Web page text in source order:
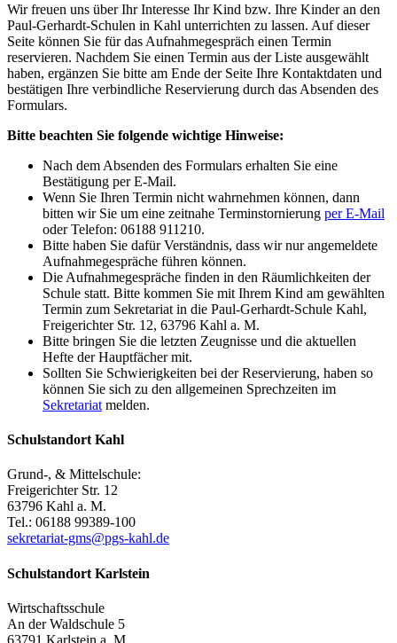
Wir freuen uns über Ihr Interesse Ihr Kind bzw. Ihre Kinder an den
Paul-Gerhardt-Schulen in Kahl unterrichten zu lassen. Auf dieser
Seite können Sie für das Aufnahmegespräch einen Termin
reservieren. Nachdem Sie einen Termin aus der Liste ausgewählt
haben, ergänzen Sie bitte am Ende der Seite Ihre Kontaktdaten und
bestätigen Ihre verbindliche Reservierung durch das Absenden des
Formulars.
Bitte beachten Sie folgende wichtige Hinweise:
Nach dem Absenden des Formulars erhalten Sie eine
Bestätigung per E-Mail.
Wenn Sie Ihren Termin nicht wahrnehmen können, dann
bitten wir Sie um eine zeitnahe Terminstornierung per E-Mail
oder Telefon: 06188 911210.
Bitte haben Sie dafür Verständnis, dass wir nur angemeldete
Aufnahmegespräche führen können.
Die Aufnahmegespräche finden in den Räumlichkeiten der
Schule statt. Bitte kommen Sie mit Ihrem Kind am gewählten
Termin zum Sekretariat in die Paul-Gerhardt-Schule Kahl,
Freigerichter Str. 12, 63796 Kahl a. M.
Bitte bringen Sie die letzten Zeugnisse und die aktuellen
Hefte der Hauptfächer mit.
Sollten Sie Schwierigkeiten bei der Reservierung, haben so
können Sie sich zu den allgemeinen Sprechzeiten im
Sekretariat melden.
Schulstandort Kahl
Grund-, & Mittelschule:
Freigerichter Str. 12
63796 Kahl a. M.
Tel.: 06188 99389-100
sekretariat-gms@pgs-kahl.de
Schulstandort Karlstein
Wirtschaftsschule
An der Waldschule 5
63791 Karlstein a. M.